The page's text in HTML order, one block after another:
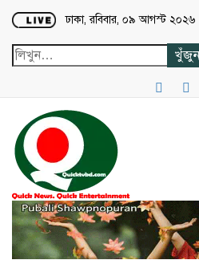
Loading...
ঢাকা, রবিবার, ০৯ আগস্ট ২০২৬